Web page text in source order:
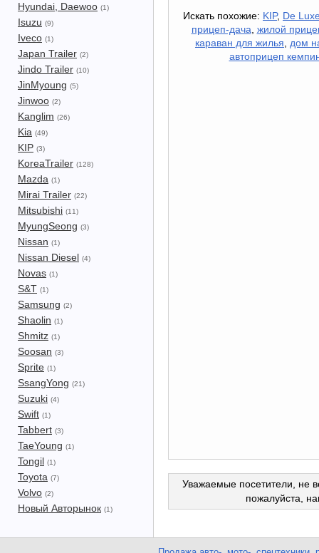
Hyundai, Daewoo (1)
Isuzu (9)
Iveco (1)
Japan Trailer (2)
Jindo Trailer (10)
JinMyoung (5)
Jinwoo (2)
Kanglim (26)
Kia (49)
KIP (3)
KoreaTrailer (128)
Mazda (1)
Mirai Trailer (22)
Mitsubishi (11)
MyungSeong (3)
Nissan (1)
Nissan Diesel (4)
Novas (1)
S&T (1)
Samsung (2)
Shaolin (1)
Shmitz (1)
Soosan (3)
Sprite (1)
SsangYong (21)
Suzuki (4)
Swift (1)
Tabbert (3)
TaeYoung (1)
Tongil (1)
Toyota (7)
Volvo (2)
Новый Авторынок (1)
Искать похожие: KIP, De
прицеп-дача, жилой
караван для жилья, дом
автоприцеп
Уважаемые посетители, не
пожалуйста,